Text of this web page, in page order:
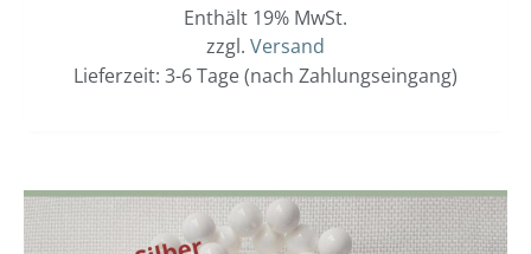
Enthält 19% MwSt.
zzgl. Versand
Lieferzeit: 3-6 Tage (nach Zahlungseingang)